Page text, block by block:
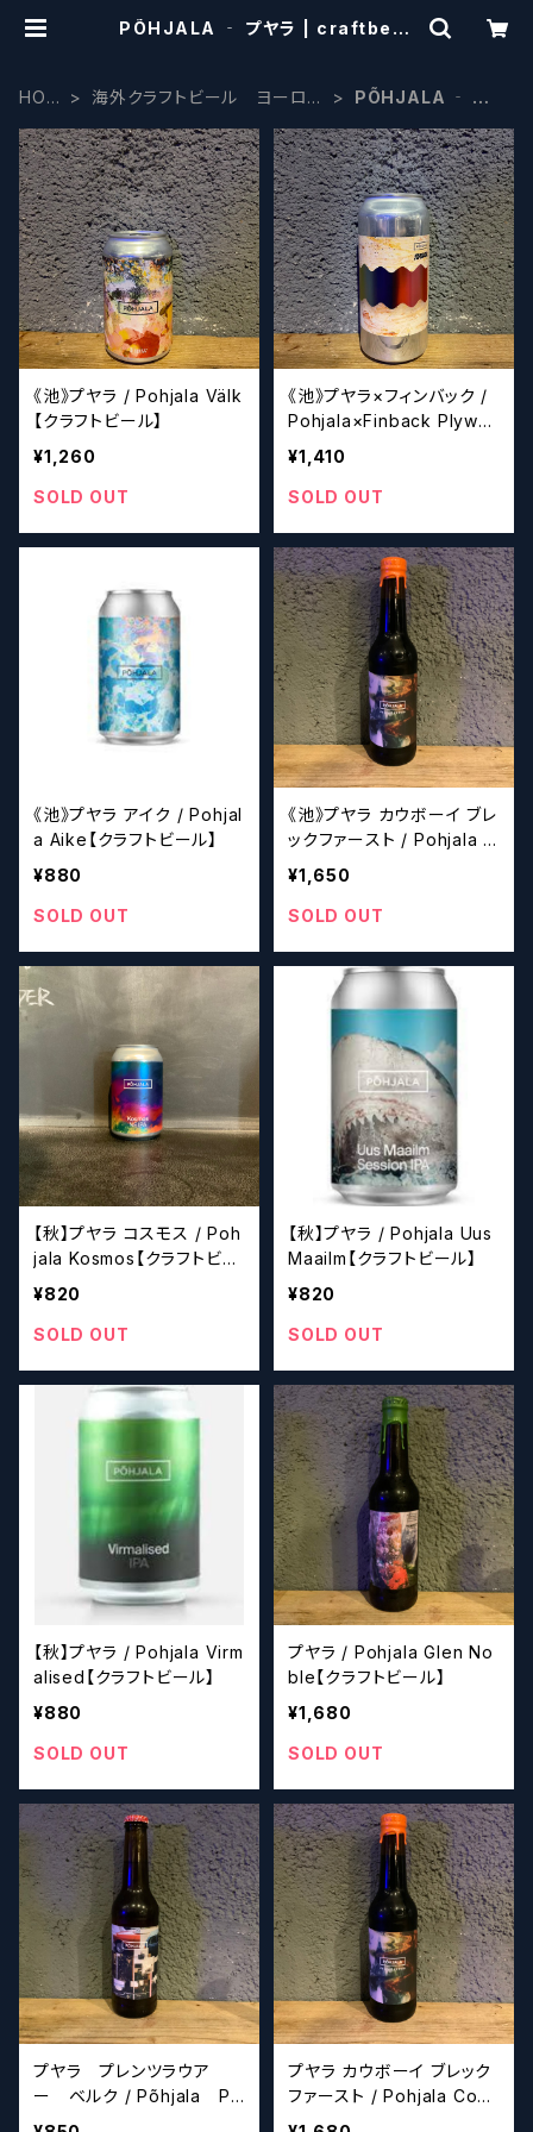
PÕHJALA ‐ プヤラ | craftbeer
HOM
海外クラフトビール ヨーロッ
PÕHJALA ‐ プ
《池》プヤラ / Pohjala Välk
【クラフトビール】
¥1,260
SOLD OUT
《池》プヤラ×フィンバック /
Pohjala×Finback Plywo
od Brothers【クラフトビー
ル】
¥1,410
SOLD OUT
《池》プヤラ アイク / Pohjal
a Aike【クラフトビール】
¥880
SOLD OUT
《池》プヤラ カウボーイ ブレ
ックファースト / Pohjala C
owboy Breakfast【クラフ
トビール】
¥1,650
SOLD OUT
【秋】プヤラ コスモス / Poh
jala Kosmos【クラフトビー
ル】
¥820
SOLD OUT
【秋】プヤラ / Pohjala Uus
Maailm【クラフトビール】
¥820
SOLD OUT
【秋】プヤラ / Pohjala Virm
alised【クラフトビール】
¥880
SOLD OUT
プヤラ / Pohjala Glen No
ble【クラフトビール】
¥1,680
SOLD OUT
プヤラ プレンツラウア
ー ベルク / Põhjala Pr
enzlauer Berg 【クラフ
プヤラ カウボーイ ブレック
ファースト / Pohjala Cow
boy Breakfast【クラフトビ